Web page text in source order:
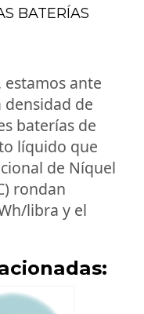
BATERÍAS
estamos ante
de
baterías de
líquido que
de Níquel
rondan
libra y el